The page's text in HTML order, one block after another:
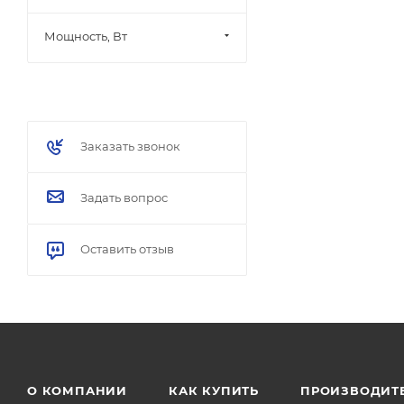
Мощность, Вт
Заказать звонок
Задать вопрос
Оставить отзыв
О КОМПАНИИ КАК КУПИТЬ